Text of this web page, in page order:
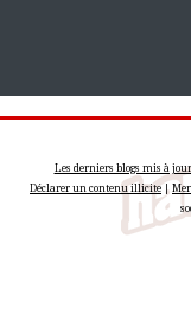
Les derniers blogs mis à jour
Déclarer un contenu illicite|